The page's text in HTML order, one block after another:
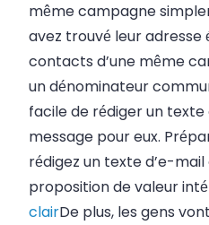
même campagne
avez trouvé leur adresse
contacts d’une même
un dénominateur
facile de rédiger un
message pour eux.
rédigez un texte d’e-
proposition de valeur
clairDe plus, les gens